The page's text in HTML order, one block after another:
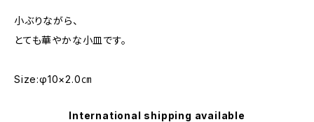
小ぶりながら、
とても華やかな小皿です。
Size:φ10×2.0㎝
International shipping available